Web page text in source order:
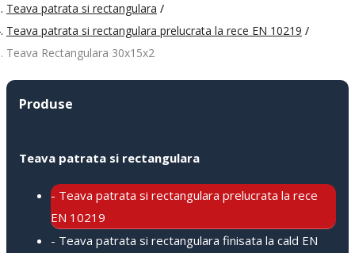
Teava patrata si rectangulara /
Teava patrata si rectangulara prelucrata la rece EN 10219 /
Teava Rectangulara 30x15x2
Produse
Teava patrata si rectangulara
- Teava patrata si rectangulara prelucrata la rece
EN 10219
- Teava patrata si rectangulara finisata la cald EN